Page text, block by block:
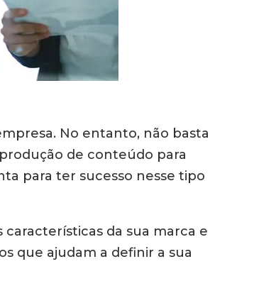
No entanto, não basta
de conteúdo para
para ter sucesso nesse tipo
da sua marca e
que ajudam a definir a sua